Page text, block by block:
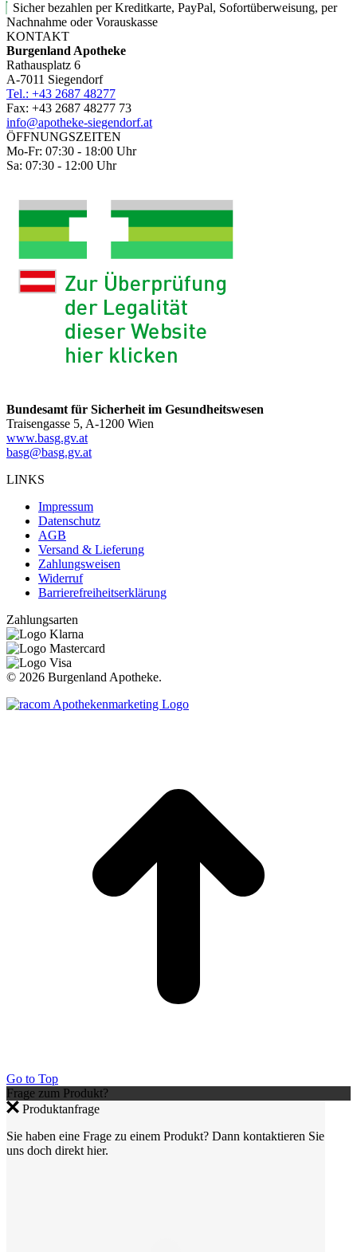
Sicher bezahlen per Kreditkarte, PayPal, Sofortüberweisung, per
Nachnahme oder Vorauskasse
KONTAKT
Burgenland Apotheke
Rathausplatz 6
A-7011 Siegendorf
Tel.: +43 2687 48277
Fax: +43 2687 48277 73
info@apotheke-siegendorf.at
ÖFFNUNGSZEITEN
Mo-Fr: 07:30 - 18:00 Uhr
Sa: 07:30 - 12:00 Uhr
Bundesamt für Sicherheit im Gesundheitswesen
Traisengasse 5, A-1200 Wien
www.basg.gv.at
basg@basg.gv.at
LINKS
Impressum
Datenschutz
AGB
Versand & Lieferung
Zahlungsweisen
Widerruf
Barrierefreiheitserklärung
Zahlungsarten
© 2026 Burgenland Apotheke.
Go to Top
Frage zum Produkt?
Produktanfrage
Sie haben eine Frage zu einem Produkt? Dann kontaktieren Sie
uns doch direkt hier.